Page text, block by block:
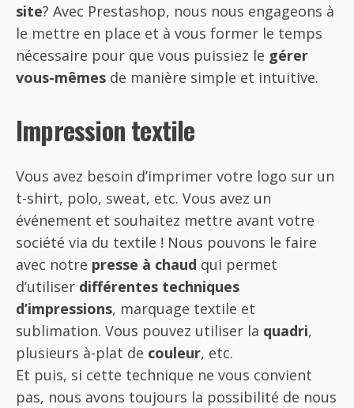
site? Avec Prestashop, nous nous engageons à
le mettre en place et à vous former le temps
nécessaire pour que vous puissiez le gérer
vous-mêmes de manière simple et intuitive.
Impression textile
Vous avez besoin d’imprimer votre logo sur un
t-shirt, polo, sweat, etc. Vous avez un
événement et souhaitez mettre avant votre
société via du textile ! Nous pouvons le faire
avec notre presse à chaud qui permet
d’utiliser différentes techniques
d’impressions, marquage textile et
sublimation. Vous pouvez utiliser la quadri,
plusieurs à-plat de couleur, etc.
Et puis, si cette technique ne vous convient
pas, nous avons toujours la possibilité de nous